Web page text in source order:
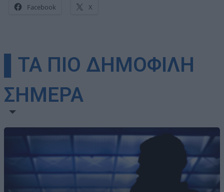
Facebook X
▌ΤΑ ΠΙΟ ΔΗΜΟΦΙΛΗ
ΣΗΜΕΡΑ